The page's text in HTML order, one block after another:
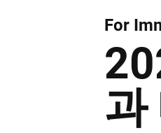
For
과